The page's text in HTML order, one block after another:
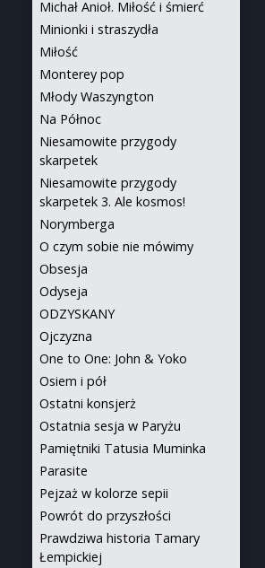
Michał Anioł. Miłość i śmierć
Minionki i straszydła
Miłość
Monterey pop
Młody Waszyngton
Na Północ
Niesamowite przygody
skarpetek
Niesamowite przygody
skarpetek 3. Ale kosmos!
Norymberga
O czym sobie nie mówimy
Obsesja
Odyseja
ODZYSKANY
Ojczyzna
One to One: John & Yoko
Osiem i pół
Ostatni konsjerż
Ostatnia sesja w Paryżu
Pamiętniki Tatusia Muminka
Parasite
Pejzaż w kolorze sepii
Powrót do przyszłości
Prawdziwa historia Tamary
Łempickiej